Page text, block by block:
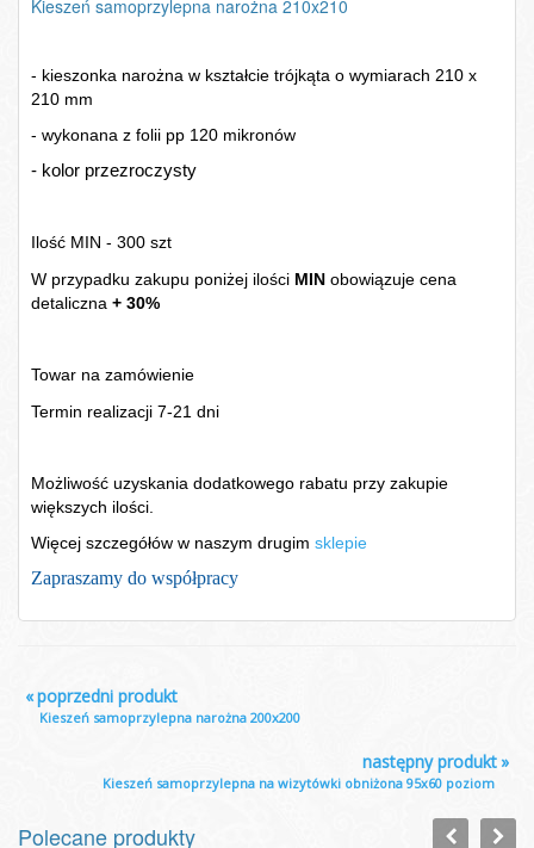
Kieszeń samoprzylepna narożna 210x210
- kieszonka narożna w kształcie trójkąta o wymiarach 210 x
210 mm
- wykonana z folii pp 120 mikronów
- kolor przezroczysty
Ilość MIN - 300 szt
W przypadku zakupu poniżej ilości MIN obowiązuje cena
detaliczna + 30%
Towar na zamówienie
Termin realizacji 7-21 dni
Możliwość uzyskania dodatkowego rabatu przy zakupie
większych ilości.
Więcej szczegółów w naszym drugim sklepie
Zapraszamy do współpracy
«poprzedni produkt
Kieszeń samoprzylepna narożna 200x200
»
następny produkt
Kieszeń samoprzylepna na wizytówki obniżona 95x60 poziom
Polecane produkty